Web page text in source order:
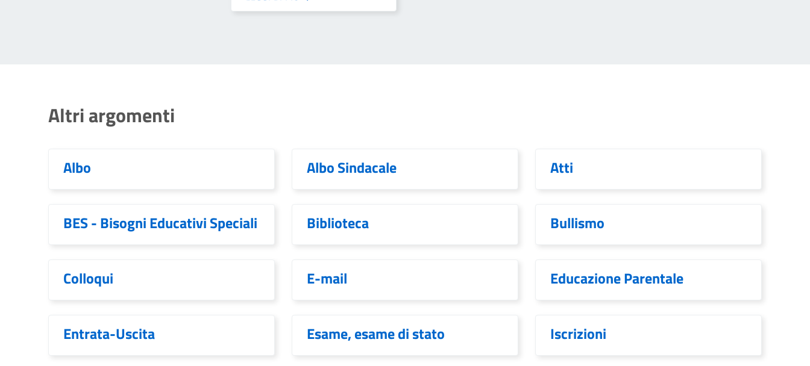
Altri argomenti
Albo Albo Sindacale Atti
BES - Bisogni Educativi Speciali Biblioteca Bullismo
Colloqui E-mail Educazione Parentale
Entrata-Uscita Esame, esame di stato Iscrizioni